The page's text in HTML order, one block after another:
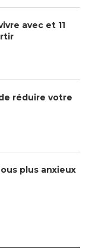
avec et 11
réduire votre
plus anxieux